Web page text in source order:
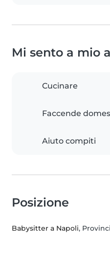
Mi sento a mio
Cucinare
Faccende
Aiuto compiti
Posizione
Babysitter a Napoli,